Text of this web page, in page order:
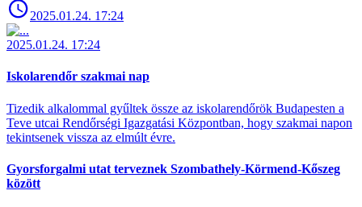
2025.01.24. 17:24
2025.01.24. 17:24
Iskolarendőr szakmai nap
Tizedik alkalommal gyűltek össze az iskolarendőrök Budapesten a
Teve utcai Rendőrségi Igazgatási Központban, hogy szakmai napon
tekintsenek vissza az elmúlt évre.
Gyorsforgalmi utat terveznek Szombathely-Körmend-Kőszeg
között